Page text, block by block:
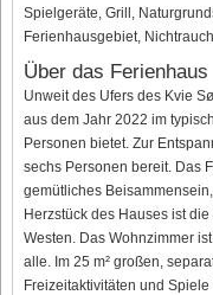
Spielgeräte, Grill,
Ferienhausgebiet,
Über das Ferienhaus
Unweit des Ufers des Kvie
aus dem Jahr 2022 im
Personen bietet. Zur
sechs Personen bereit. Das
gemütliches
Herzstück des Hauses ist
Westen. Das Wohnzimmer
alle. Im 25 m² großen,
Freizeitaktivitäten und